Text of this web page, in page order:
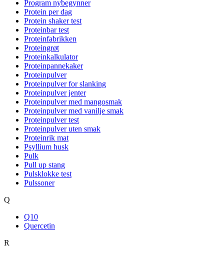
Program nybegynner
Protein per dag
Protein shaker test
Proteinbar test
Proteinfabrikken
Proteingrøt
Proteinkalkulator
Proteinpannekaker
Proteinpulver
Proteinpulver for slanking
Proteinpulver jenter
Proteinpulver med mangosmak
Proteinpulver med vanilje smak
Proteinpulver test
Proteinpulver uten smak
Proteinrik mat
Psyllium husk
Pulk
Pull up stang
Pulsklokke test
Pulssoner
Q
Q10
Quercetin
R